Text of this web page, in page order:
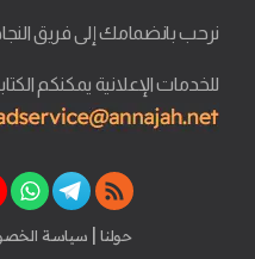
نرحب بانضمامك إلى فريق
للخدمات الإعلانية يمكنكم
حولنا | سياسة